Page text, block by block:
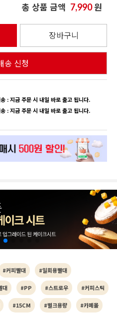
총 상품 금액 7,990원
장바구니
송 신청
: 지금 주문 시 내일 바로 출고 됩니다.
: 지금 주문 시 내일 바로 출고 됩니다.
#커피빨대 #일회용빨대
대 #PP #스트로우 #커피스틱
#15CM #벌크용량 #카페몰